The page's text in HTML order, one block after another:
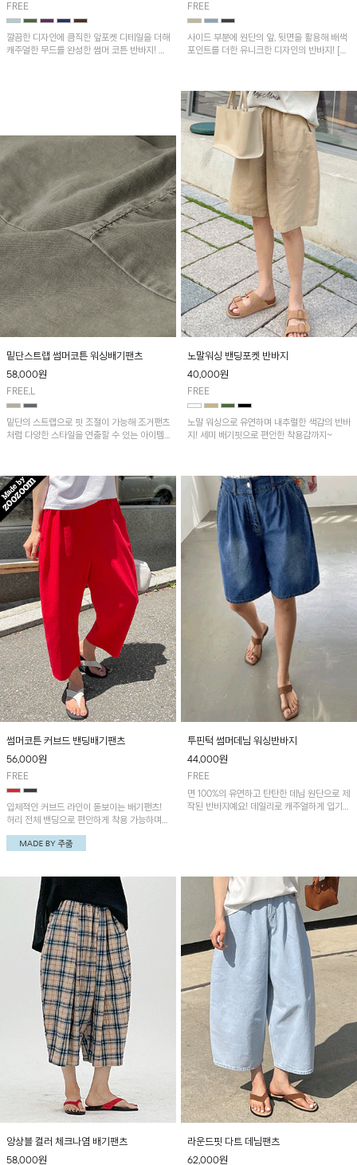
FREE
깔끔한 디자인에 큼직한 앞포켓 디테일을 더해
캐주얼한 무드를 완성한 썸머 코튼 반바지! 허
FREE
사이드 부분에 원단의 앞, 뒷면을 활용해 배색
포인트를 더한 유니크한 디자인의 반바지! [디
밑단스트랩 썸머코튼 워싱배기팬츠
58,000원
FREE,L
밑단의 스트랩으로 핏 조절이 가능해 조거팬츠
처럼 다양한 스타일을 연출할 수 있는 아이템!
노말워싱 밴딩포켓 반바지
40,000원
FREE
노말 워싱으로 유연하며 내추럴한 색감의 반바
지! 세미 배기핏으로 편안한 착용감까지~
썸머코튼 커브드 밴딩배기팬츠
56,000원
FREE
입체적인 커브드 라인이 돋보이는 배기팬츠!
허리 전체 밴딩으로 편안하게 착용 가능하며
캐주얼부터 데일리룩까지 다양하게 활용하기
좋은 아이템이에요~
투핀턱 썸머데님 워싱반바지
44,000원
FREE
면 100%의 유연하고 탄탄한 데님 원단으로 제
작된 반바지예요! 데일리로 캐주얼하게 입기
앙상블 컬러 체크나염 배기팬츠
58,000원
라운드핏 다트 데님팬츠
62,000원